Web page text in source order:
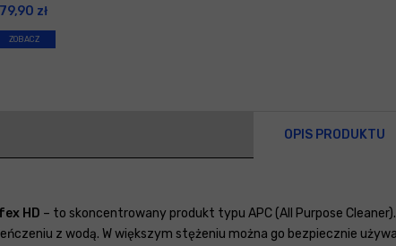
zł
ZOBACZ
OPIS PRODUKTU
HD – to skoncentrowany produkt typu APC (All Purpose
z wodą. W większym stężeniu można go bezpiecznie